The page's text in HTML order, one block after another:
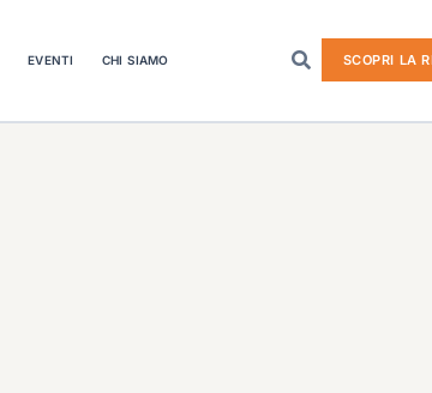
EVENTI CHI SIAMO SCOPRI LA